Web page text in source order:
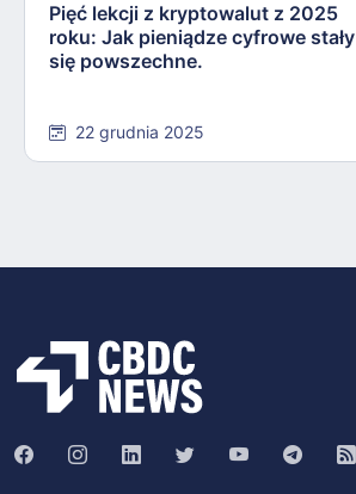
Pięć lekcji z kryptowalut z 2025
roku: Jak pieniądze cyfrowe stały
się powszechne.
22 grudnia 2025